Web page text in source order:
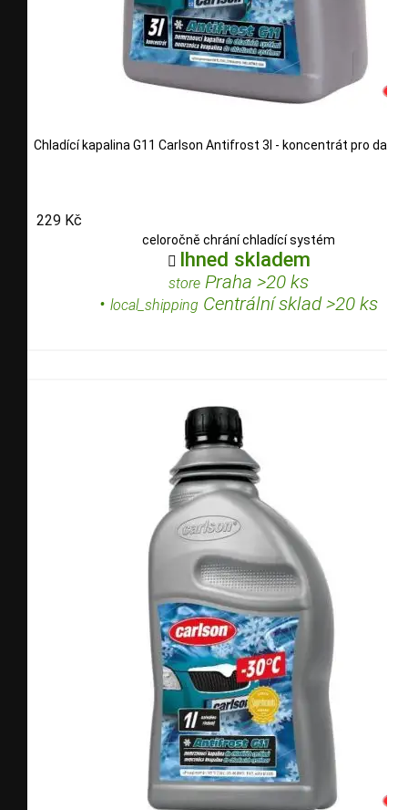
Chladící kapalina G11 Carlson Antifrost 3l - koncentrát pro další
229 Kč
celoročně chrání chladící systém
 Ihned skladem
store Praha >20 ks
• local_shipping Centrální sklad >20 ks